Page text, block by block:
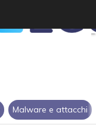
Malware e attacchi